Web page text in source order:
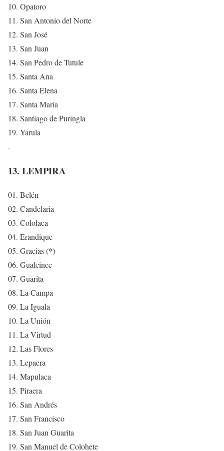
10. Opatoro
11. San Antonio del Norte
12. San José
13. San Juan
14. San Pedro de Tutule
15. Santa Ana
16. Santa Elena
17. Santa María
18. Santiago de Puringla
19. Yarula
.
13. LEMPIRA
01. Belén
02. Candelaria
03. Cololaca
04. Erandique
05. Gracias (*)
06. Gualcince
07. Guarita
08. La Campa
09. La Iguala
10. La Unión
11. La Virtud
12. Las Flores
13. Lepaera
14. Mapulaca
15. Piraera
16. San Andrés
17. San Francisco
18. San Juan Guarita
19. San Manuel de Colohete